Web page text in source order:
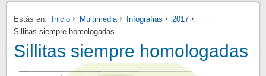
Estás en: Inicio Multimedia Infografias
2017
Sillitas siempre homologadas
Sillitas siempre homologadas